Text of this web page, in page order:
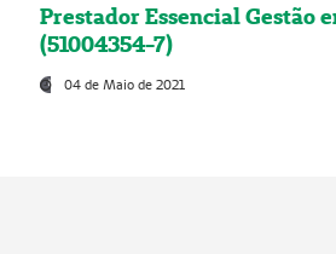
Prestador Essencial Gestão
(51004354-7)
04 de Maio de 2021